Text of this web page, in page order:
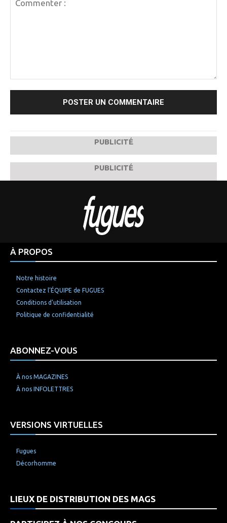
PUBLICITÉ
PUBLICITÉ
À PROPOS
Notre histoire
Contactez l’ÉQUIPE de FUGUES
Conditions d’utilisation
Politique de confidentialité
ABONNEZ-VOUS
À nos MAGAZINES
À nos INFOLETTRES
VERSIONS VIRTUELLES
Fugues
Décorhomme
LIEUX DE DISTRIBUTION DES MAGS